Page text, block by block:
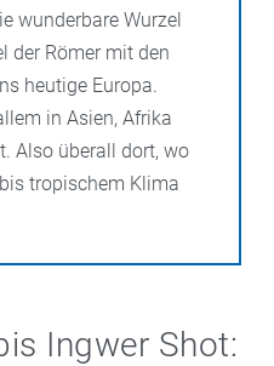
wunderbare Wurzel
der Römer mit den
heutige Europa.
in Asien, Afrika
Also überall dort, wo
tropischem Klima
Ingwer Shot: